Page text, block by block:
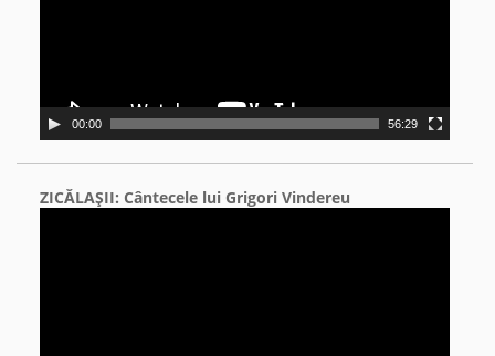
00:00 56:29
ZICĂLAŞII: Cântecele lui Grigori Vindereu